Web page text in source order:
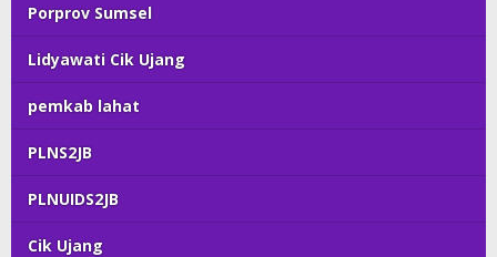
Porprov Sumsel
Lidyawati Cik Ujang
pemkab lahat
PLNS2JB
PLNUIDS2JB
Cik Ujang